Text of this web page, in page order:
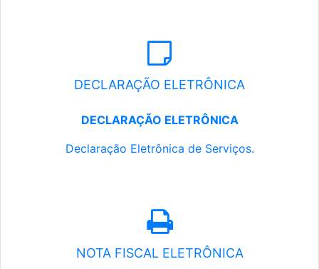
DECLARAÇÃO ELETRÔNICA
DECLARAÇÃO ELETRÔNICA
Declaração Eletrônica de Serviços.
NOTA FISCAL ELETRÔNICA